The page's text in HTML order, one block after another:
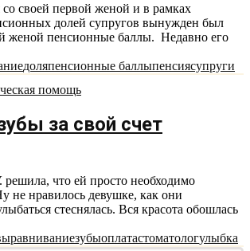
своей первой женой и в рамках
долей супругов вынужден был
женой пенсионные баллы. Недавно его
доляпенсионные баллыпенсиясупруги
помощь
за свой счет
решила, что ей просто необходимо
не нравилось девушке, как они
стеснялась. Вся красота обошлась
зубыоплатастоматологулыбка